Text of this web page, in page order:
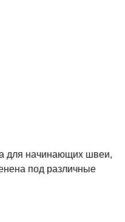
для начинающих швеи,
под различные